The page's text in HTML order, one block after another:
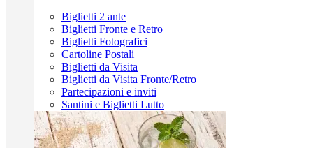
Biglietti 2 ante
Biglietti Fronte e Retro
Biglietti Fotografici
Cartoline Postali
Biglietti da Visita
Biglietti da Visita Fronte/Retro
Partecipazioni e inviti
Santini e Biglietti Lutto